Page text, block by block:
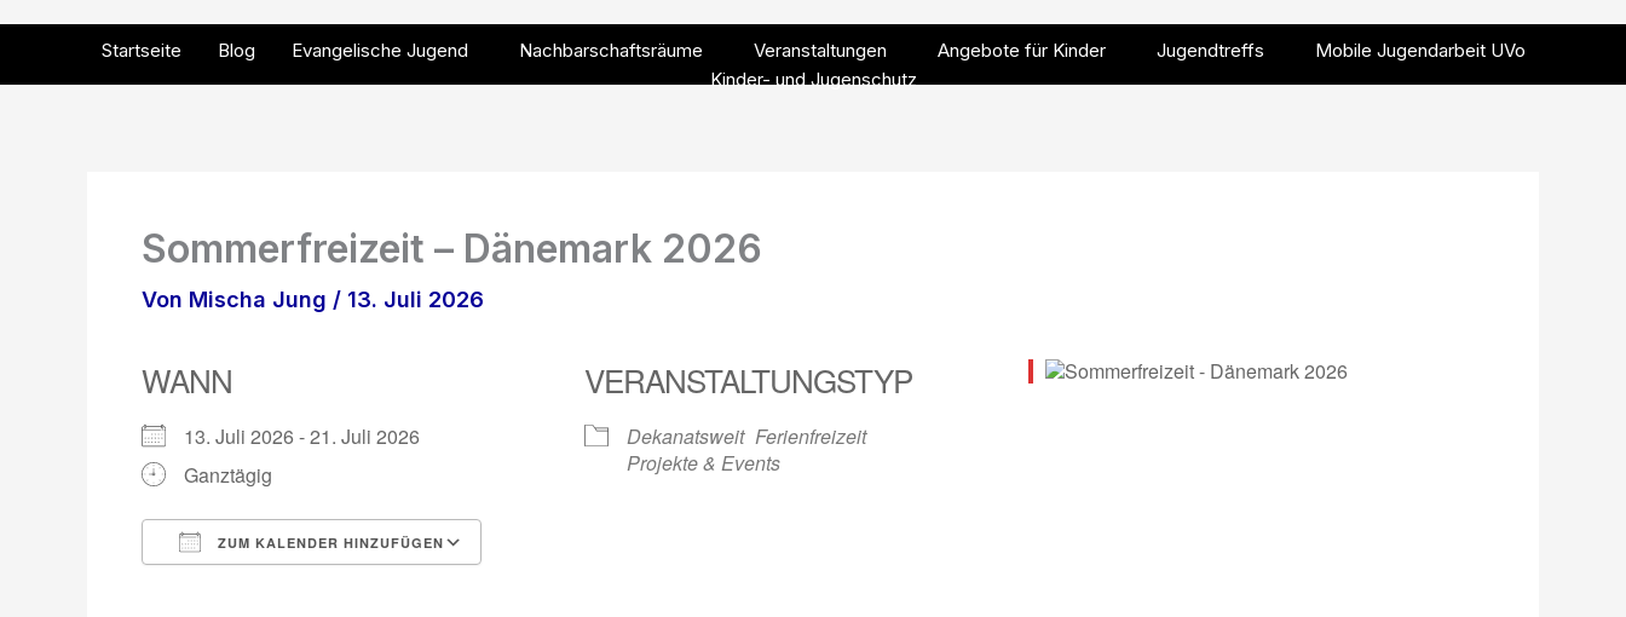
springen
Startseite Blog Evangelische Jugend Nachbarschaftsräume Veranstaltungen Angebote für Kinder Jugendtreffs
Mobile Jugendarbeit UVo
Kinder- und Jugenschutz
Sommerfreizeit – Dänemark 2026
Von Mischa Jung / 13. Juli 2026
WANN
13. Juli 2026 - 21. Juli 2026
Ganztägig
ZUM KALENDER HINZUFÜGEN
VERANSTALTUNGSTYP
Dekanatsweit Ferienfreizeit
Projekte & Events